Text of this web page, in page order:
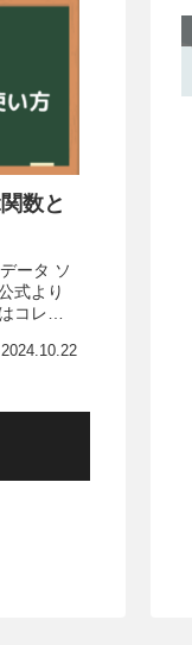
数と
ータ ソ
式より
コレク
2024.10.22